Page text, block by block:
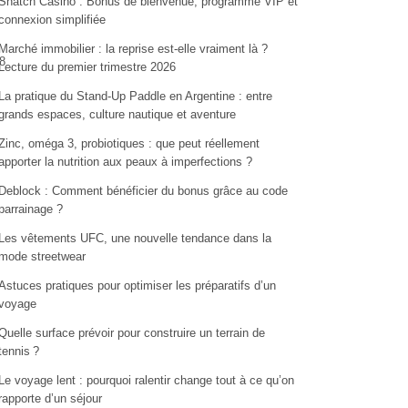
simplifiée
immobilier : la reprise est-elle vraiment là ?
du premier trimestre 2026
pratique du Stand-Up Paddle en Argentine : entre
espaces, culture nautique et aventure
oméga 3, probiotiques : que peut réellement
la nutrition aux peaux à imperfections ?
: Comment bénéficier du bonus grâce au code
?
vêtements UFC, une nouvelle tendance dans la
streetwear
pratiques pour optimiser les préparatifs d’un
surface prévoir pour construire un terrain de
?
voyage lent : pourquoi ralentir change tout à ce qu’on
d’un séjour